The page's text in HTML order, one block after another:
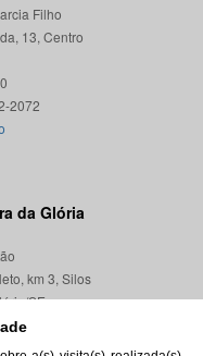
Filho
13, Centro
da Glória
km 3, Silos
SE